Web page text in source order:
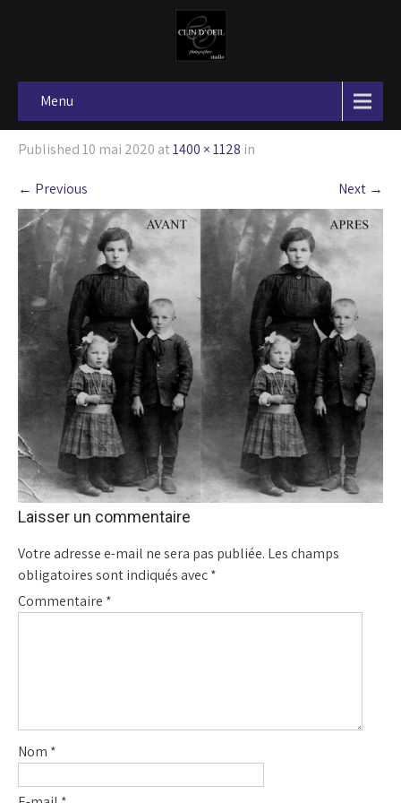
Menu
Published10 mai 2020 at1400 × 1128 in
← Previous Next →
Laisser un commentaire
Votre adresse e-mail ne sera pas publiée. Les champs
obligatoires sont indiqués avec*
Commentaire *
Nom *